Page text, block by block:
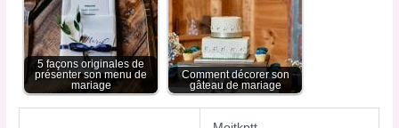
5 façons originales de
présenter son menu de
mariage
Comment décorer son
gâteau de mariage